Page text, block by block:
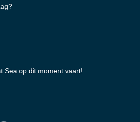
Sea op dit moment vaart!